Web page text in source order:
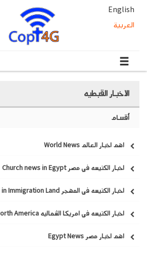
English
العربية
الاخبار القبطيه
أقسام
اهم اخبار العالم World News
اخبار الكنيسه في مصر Church news in Egypt
اخبار الكنيسه في المهجر Church News in Immigration Land
اخبار الكنيسه في امريكا الشماليه Church news in North America
اهم اخبار مصر Egypt News